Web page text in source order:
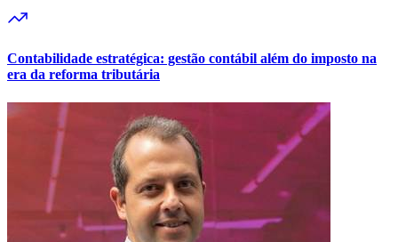
Contabilidade estratégica: gestão contábil além do imposto na
era da reforma tributária